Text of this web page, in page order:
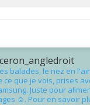
balades, le nez en
ce que je vois, prises
Juste pour
☺. Pour en savoir